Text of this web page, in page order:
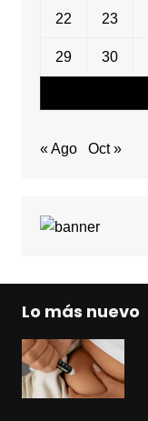
22 23
29 30
« Ago Oct »
Lo más nuevo